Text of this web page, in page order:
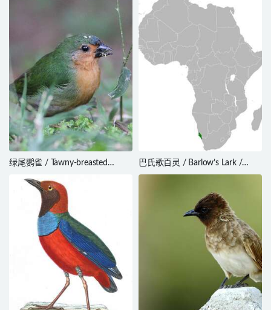
绿尾鹦雀 / Tawny-breasted
hyperythra
巴氏歌百灵 / Barlow’s Lark /
Calendulauda barlowi